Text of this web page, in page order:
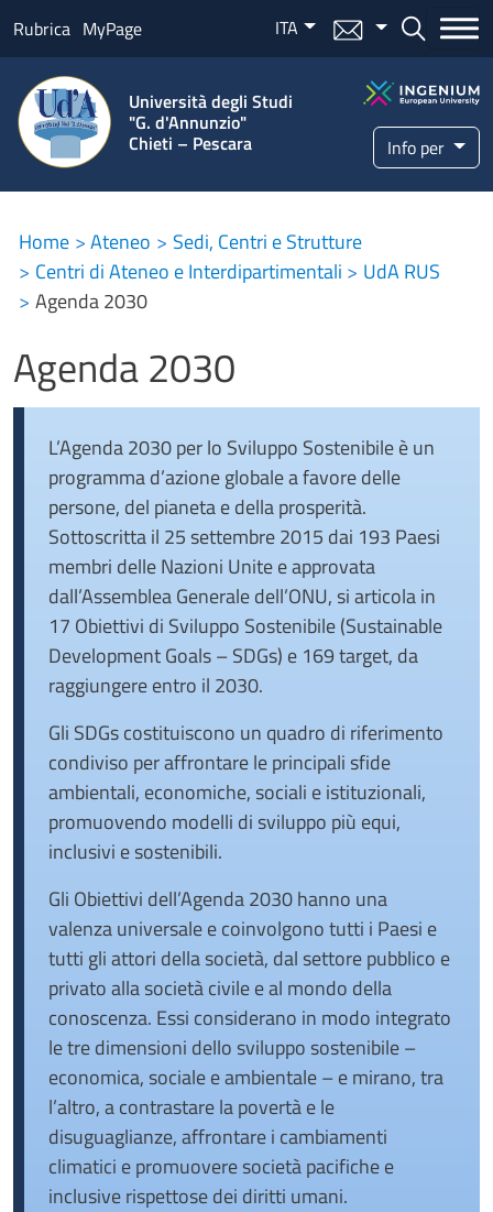
Salta al contenuto principale
Rubrica MyPage ITA Menu mail Bottone
Università degli Studi
"G. d'Annunzio"
Chieti – Pescara Info per
Home Ateneo
Sedi, Centri e Strutture
Centri di Ateneo e Interdipartimentali
UdA RUS
Agenda 2030
Agenda 2030
L’Agenda 2030 per lo Sviluppo Sostenibile è un
programma d’azione globale a favore delle
persone, del pianeta e della prosperità.
Sottoscritta il 25 settembre 2015 dai 193 Paesi
membri delle Nazioni Unite e approvata
dall’Assemblea Generale dell’ONU, si articola in
17 Obiettivi di Sviluppo Sostenibile (Sustainable
Development Goals – SDGs) e 169 target, da
raggiungere entro il 2030.
Gli SDGs costituiscono un quadro di riferimento
condiviso per affrontare le principali sfide
ambientali, economiche, sociali e istituzionali,
promuovendo modelli di sviluppo più equi,
inclusivi e sostenibili.
Gli Obiettivi dell’Agenda 2030 hanno una
valenza universale e coinvolgono tutti i Paesi e
tutti gli attori della società, dal settore pubblico e
privato alla società civile e al mondo della
conoscenza. Essi considerano in modo integrato
le tre dimensioni dello sviluppo sostenibile –
economica, sociale e ambientale – e mirano, tra
l’altro, a contrastare la povertà e le
disuguaglianze, affrontare i cambiamenti
climatici e promuovere società pacifiche e
inclusive rispettose dei diritti umani.